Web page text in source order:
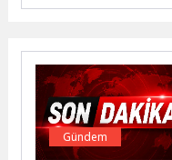
Gündem